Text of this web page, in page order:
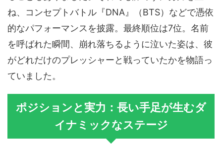
ね、コンセプトバトル『DNA』（BTS）などで憑依
的なパフォーマンスを披露。最終順位は7位。名前
を呼ばれた瞬間、崩れ落ちるように泣いた姿は、彼
がどれだけのプレッシャーと戦っていたかを物語っ
ていました。
ポジションと実力：長い手足が生むダ
イナミックなステージ